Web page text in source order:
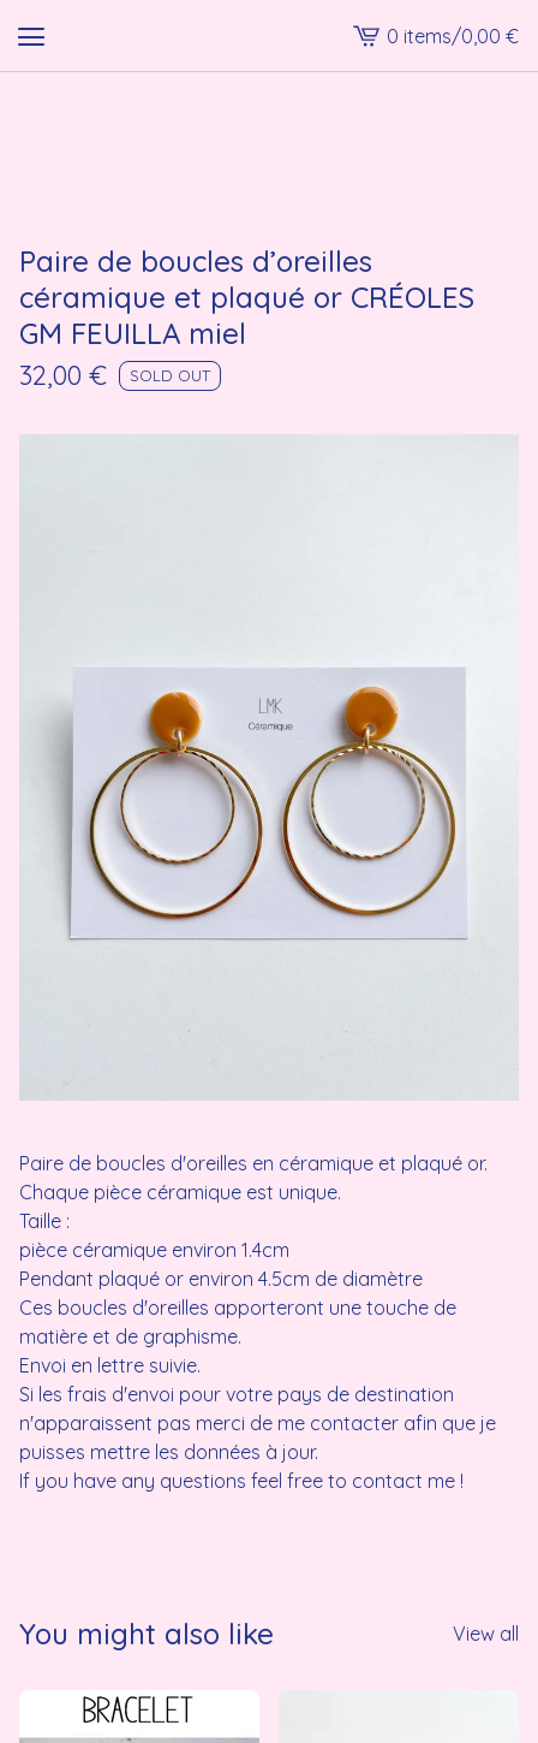
View
cart
0 items/0,00 €
Paire de boucles d’oreilles
céramique et plaqué or CRÉOLES
GM FEUILLA miel
32,00 € SOLD OUT
Paire de boucles d'oreilles en céramique et plaqué or.
Chaque pièce céramique est unique.
Taille :
pièce céramique environ 1.4cm
Pendant plaqué or environ 4.5cm de diamètre
Ces boucles d'oreilles apporteront une touche de
matière et de graphisme.
Envoi en lettre suivie.
Si les frais d'envoi pour votre pays de destination
n'apparaissent pas merci de me contacter afin que je
puisses mettre les données à jour.
If you have any questions feel free to contact me !
You might also like View all